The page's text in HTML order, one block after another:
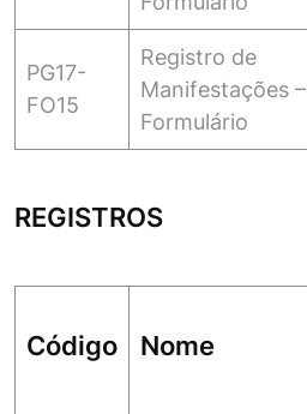
PG17-
FO15
Registro de
Manifestações –
Formulário
REGISTROS
Código Nome